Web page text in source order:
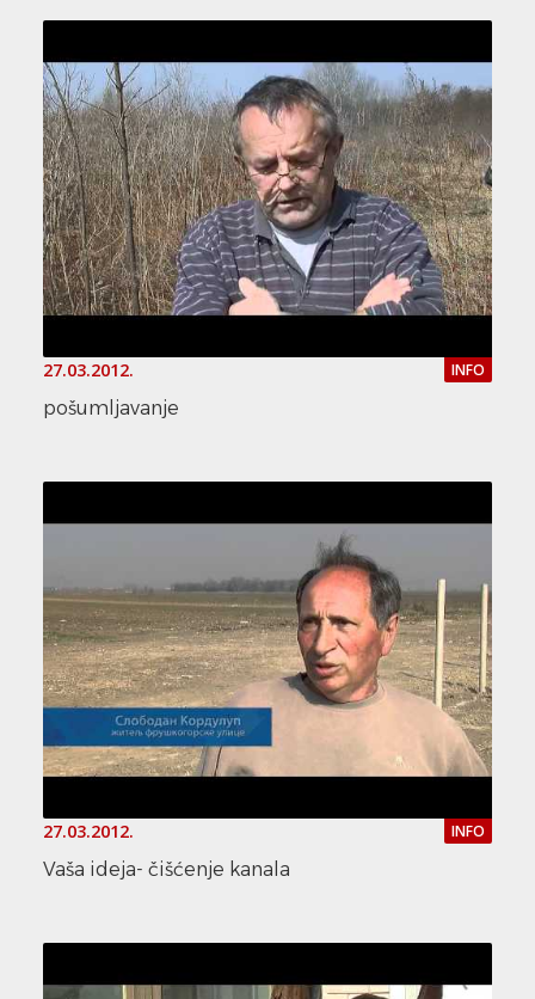
27.03.2012. INFO
pošumljavanje
27.03.2012. INFO
Vaša ideja- čišćenje kanala